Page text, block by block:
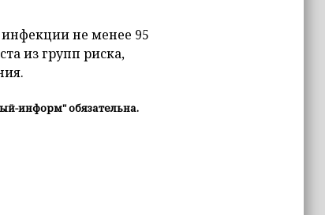
не менее 95
из групп риска,
информ" обязательна.